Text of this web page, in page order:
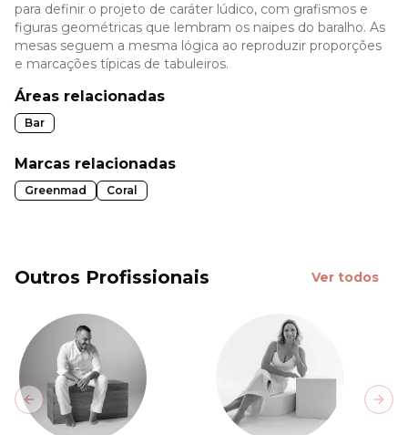
para definir o projeto de caráter lúdico, com grafismos e
figuras geométricas que lembram os naipes do baralho. As
mesas seguem a mesma lógica ao reproduzir proporções
e marcações típicas de tabuleiros.
Áreas relacionadas
Bar
Marcas relacionadas
Greenmad Coral
Outros Profissionais Ver todos
Previous slide